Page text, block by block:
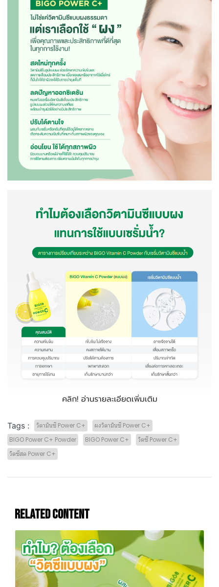
คลิก! อ่านรายละเอียดเพิ่มเติม
Tags : วิตามินซี Power C+
ผงวิตามินซี Power C+
BIGO Power C+ Powder
BIGO Power C+
วิตซี Power C+
วิตซีสด Power C+
Related Content